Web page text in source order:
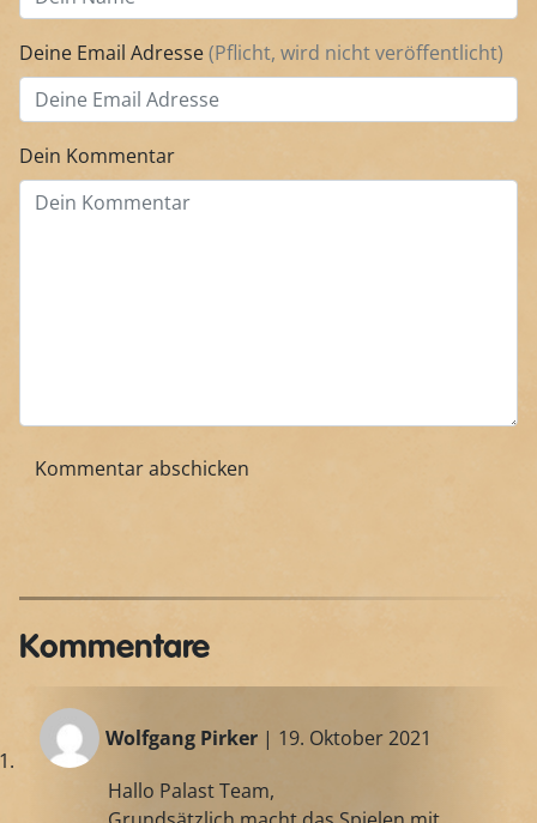
Deine Email Adresse(Pflicht, wird nicht veröffentlicht)
Dein Kommentar
Kommentare
Wolfgang Pirker | 19. Oktober 2021
Hallo Palast Team,